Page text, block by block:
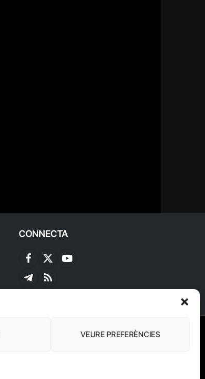
VEURE PREFERÈNCIES
CONNECTA
Facebook
X
(Twitter)
YouTube
Telegram
RSS